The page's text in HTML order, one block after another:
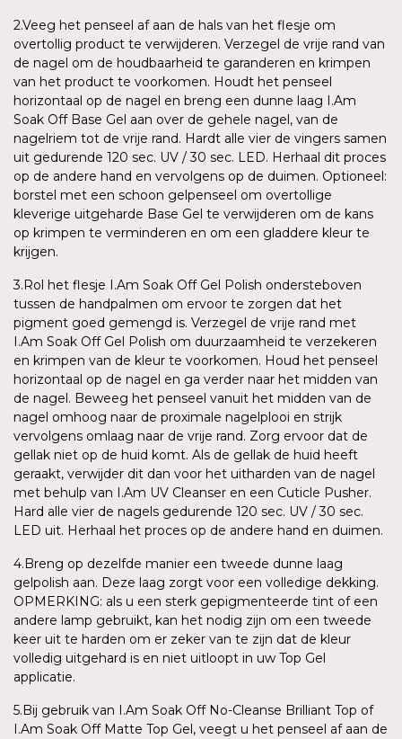
2.Veeg het penseel af aan de hals van het flesje om
overtollig product te verwijderen. Verzegel de vrije rand van
de nagel om de houdbaarheid te garanderen en krimpen
van het product te voorkomen. Houdt het penseel
horizontaal op de nagel en breng een dunne laag I.Am
Soak Off Base Gel aan over de gehele nagel, van de
nagelriem tot de vrije rand. Hardt alle vier de vingers samen
uit gedurende 120 sec. UV / 30 sec. LED. Herhaal dit proces
op de andere hand en vervolgens op de duimen. Optioneel:
borstel met een schoon gelpenseel om overtollige
kleverige uitgeharde Base Gel te verwijderen om de kans
op krimpen te verminderen en om een gladdere kleur te
krijgen.
3.Rol het flesje I.Am Soak Off Gel Polish ondersteboven
tussen de handpalmen om ervoor te zorgen dat het
pigment goed gemengd is. Verzegel de vrije rand met
I.Am Soak Off Gel Polish om duurzaamheid te verzekeren
en krimpen van de kleur te voorkomen. Houd het penseel
horizontaal op de nagel en ga verder naar het midden van
de nagel. Beweeg het penseel vanuit het midden van de
nagel omhoog naar de proximale nagelplooi en strijk
vervolgens omlaag naar de vrije rand. Zorg ervoor dat de
gellak niet op de huid komt. Als de gellak de huid heeft
geraakt, verwijder dit dan voor het uitharden van de nagel
met behulp van I.Am UV Cleanser en een Cuticle Pusher.
Hard alle vier de nagels gedurende 120 sec. UV / 30 sec.
LED uit. Herhaal het proces op de andere hand en duimen.
4.Breng op dezelfde manier een tweede dunne laag
gelpolish aan. Deze laag zorgt voor een volledige dekking.
OPMERKING: als u een sterk gepigmenteerde tint of een
andere lamp gebruikt, kan het nodig zijn om een tweede
keer uit te harden om er zeker van te zijn dat de kleur
volledig uitgehard is en niet uitloopt in uw Top Gel
applicatie.
5.Bij gebruik van I.Am Soak Off No-Cleanse Brilliant Top of
I.Am Soak Off Matte Top Gel, veegt u het penseel af aan de